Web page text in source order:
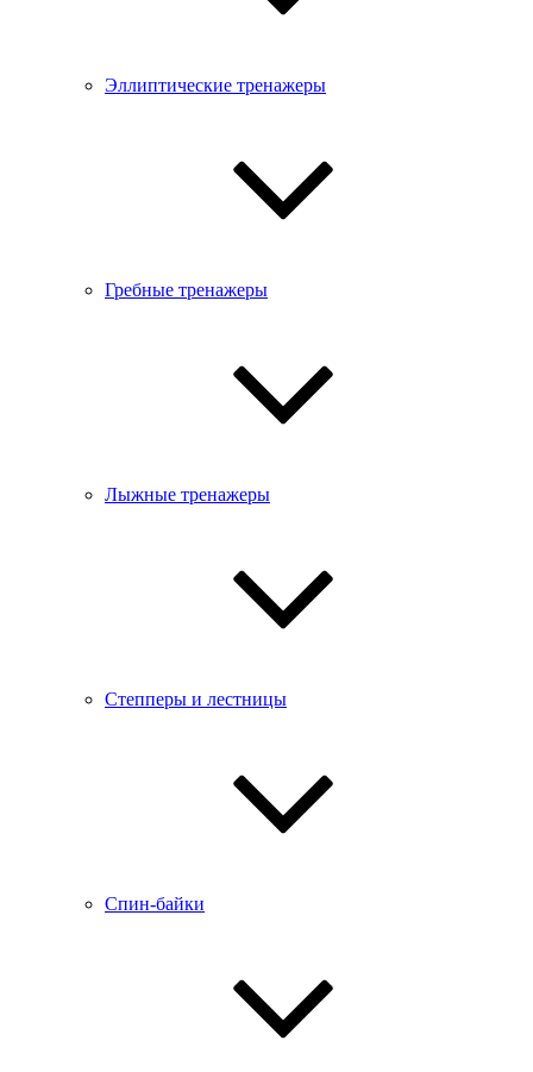
Эллиптические тренажеры
Гребные тренажеры
Лыжные тренажеры
Степперы и лестницы
Спин-байки